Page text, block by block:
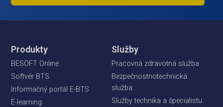
Produkty
BESOFT Online
Softvér BTS
Informačný portál E-BTS
E-learning
Služby
Pracovná zdravotná služba
Bezpečnostnotechnická
služba
Služby technika a špecialistu